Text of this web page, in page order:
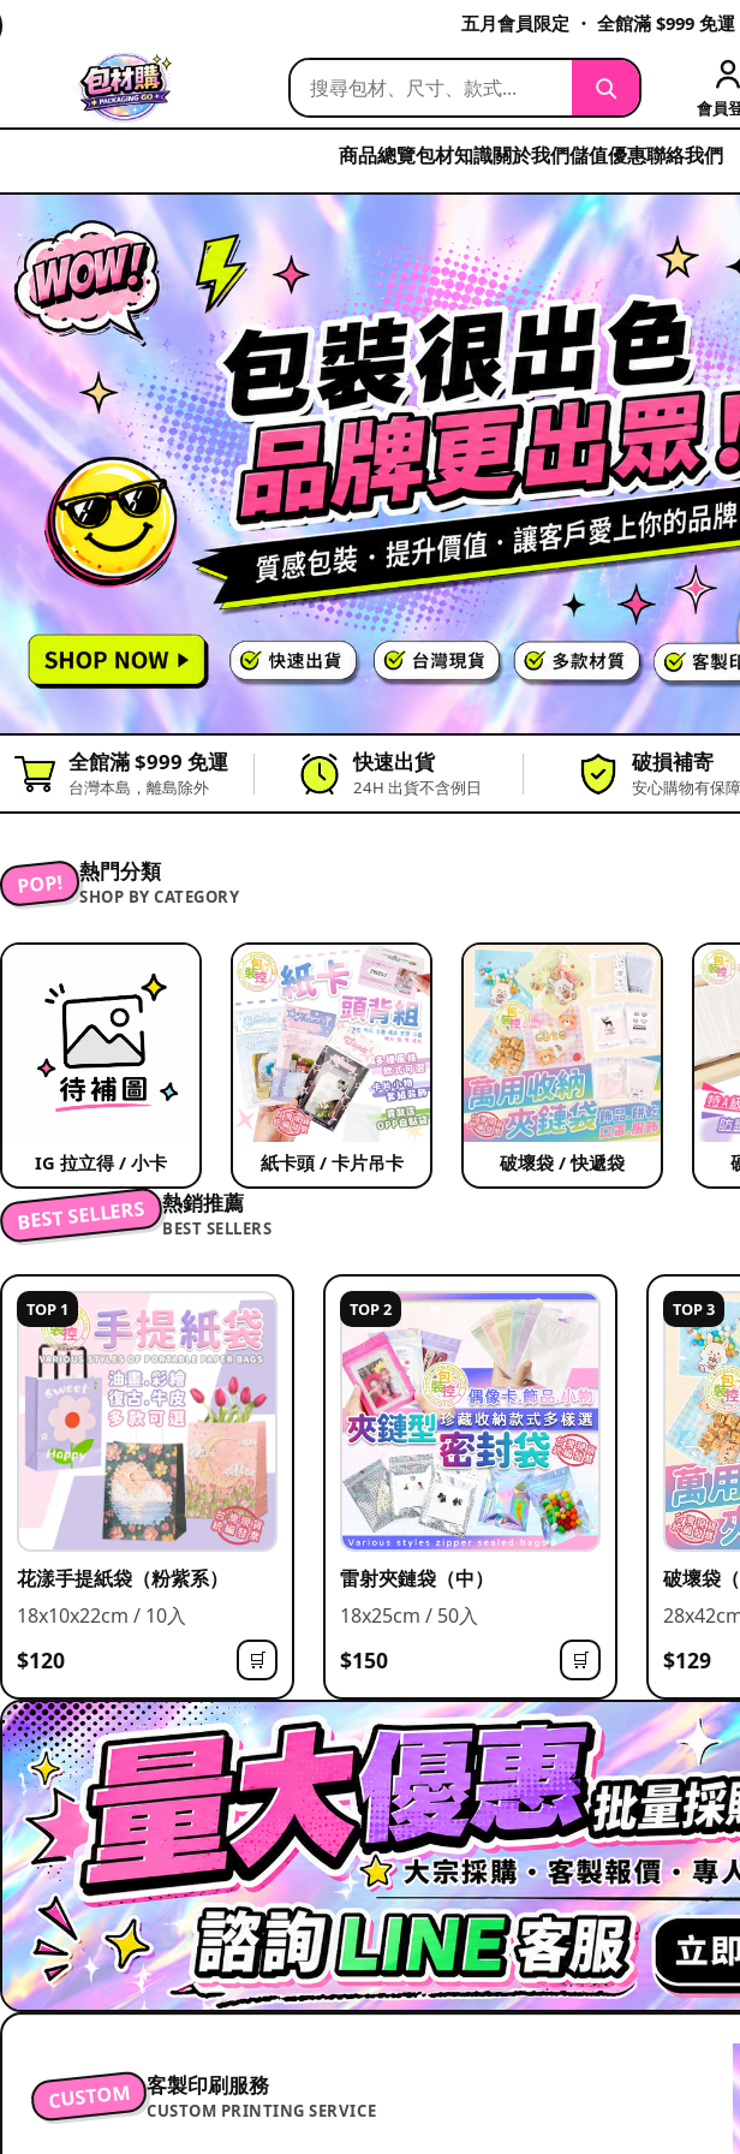
五月會員限定 ・ 全館滿 $999 免
會員
商品總覽包材知識關於我們儲值優惠聯絡我們
全館滿 $999 免運
台灣本島，離島除外
快速出貨
24H 出貨不含例日
破損補寄
安心購物有保障
POP! 熱門分類
SHOP BY CATEGORY
IG 拉立得 / 小卡 紙卡頭 / 卡片吊卡 破壞袋 / 快遞袋
BEST SELLERS 熱銷推薦
BEST SELLERS
TOP 1
花漾手提紙袋（粉紫系）
18x10x22cm / 10入
$120 🛒
TOP 2
雷射夾鏈袋（中）
18x25cm / 50入
$150 🛒
TOP 3
破壞袋
$129
CUSTOM 客製印刷服務
CUSTOM PRINTING SERVICE